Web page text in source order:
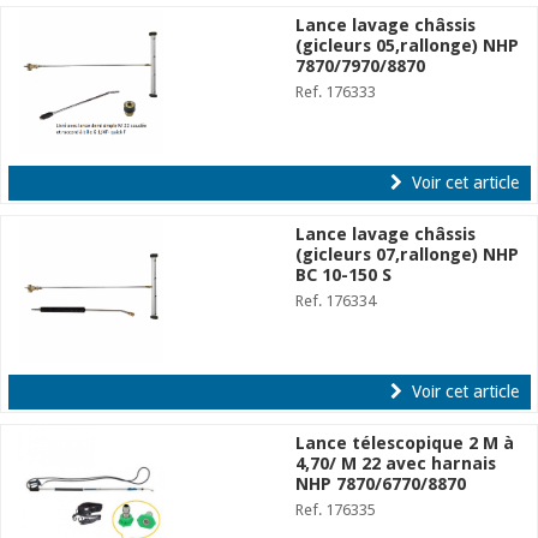
Lance lavage châssis
(gicleurs 05,rallonge) NHP
7870/7970/8870
Ref. 176333
Voir cet article
Lance lavage châssis
(gicleurs 07,rallonge) NHP
BC 10-150 S
Ref. 176334
Voir cet article
Lance télescopique 2 M à
4,70/ M 22 avec harnais
NHP 7870/6770/8870
Ref. 176335